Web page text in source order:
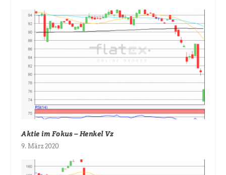
Aktie im Fokus – Henkel Vz
9. März 2020